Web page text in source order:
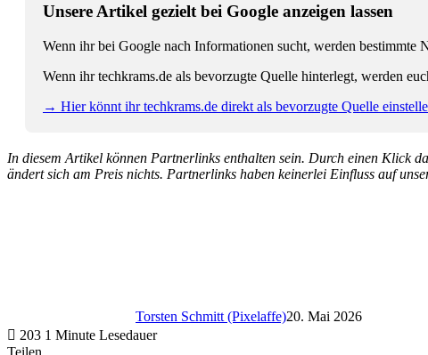
Unsere Artikel gezielt bei Google anzeigen lassen
Wenn ihr bei Google nach Informationen sucht, werden bestimmte
Wenn ihr techkrams.de als bevorzugte Quelle hinterlegt, werden
→ Hier könnt ihr techkrams.de direkt als bevorzugte Quelle
In diesem Artikel können Partnerlinks enthalten sein. Durch einen Klick
ändert sich am Preis nichts. Partnerlinks haben keinerlei Einfluss auf
Torsten Schmitt (Pixelaffe)20. Mai 2026
203 1 Minute Lesedauer
Teilen